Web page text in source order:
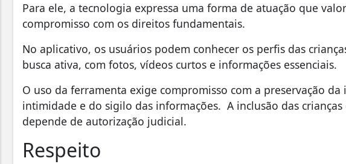
Para ele, a tecnologia expressa uma forma de atuação que
compromisso com os direitos fundamentais.
No aplicativo, os usuários podem conhecer os perfis das
busca ativa, com fotos, vídeos curtos e informações essenciais.
O uso da ferramenta exige compromisso com a preservação
intimidade e do sigilo das informações. A inclusão das
depende de autorização judicial.
Respeito